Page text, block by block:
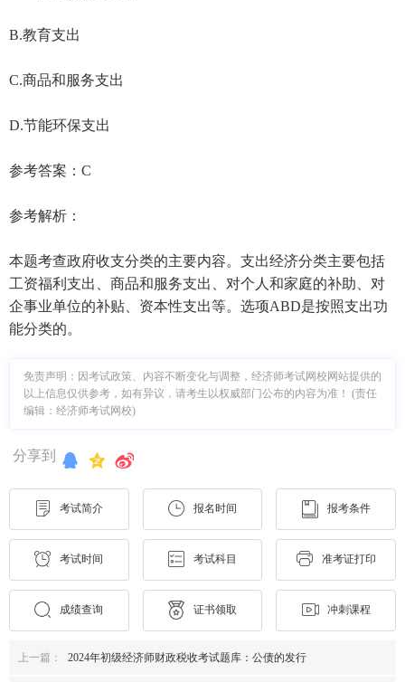
B.教育支出
C.商品和服务支出
D.节能环保支出
参考答案：C
参考解析：
本题考查政府收支分类的主要内容。支出经济分类主要包括
工资福利支出、商品和服务支出、对个人和家庭的补助、对
企事业单位的补贴、资本性支出等。选项ABD是按照支出功
能分类的。
免责声明：因考试政策、内容不断变化与调整，经济师考试网校网站提供的
以上信息仅供参考，如有异议，请考生以权威部门公布的内容为准！ (责任
编辑：经济师考试网校)
分享到
考试简介 报名时间 报考条件
考试时间 考试科目 准考证打印
成绩查询 证书领取 冲刺课程
上一篇： 2024年初级经济师财政税收考试题库：公债的发行